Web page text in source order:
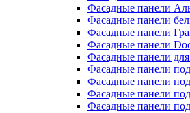
Фасадные панели
Фасадные панели
Фасадные панели
Фасадные панели
Фасадные панели
Фасадные панели
Фасадные панели
Фасадные панели
Фасадные панели